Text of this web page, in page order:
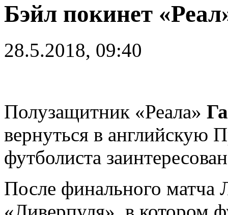
Бэйл покинет
28.5.2018, 09:40
Полузащитник «Реала»
вернуться в английскую
футболиста
После финального матча